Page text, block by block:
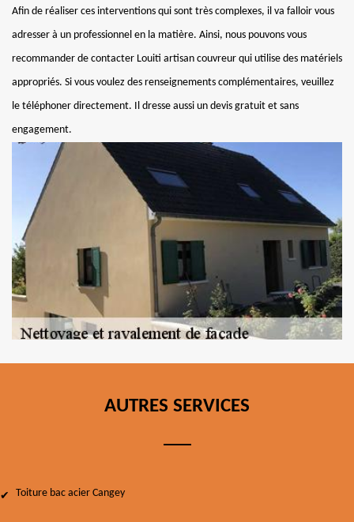
Afin de réaliser ces interventions qui sont très complexes, il va falloir vous
adresser à un professionnel en la matière. Ainsi, nous pouvons vous
recommander de contacter Louiti artisan couvreur qui utilise des matériels
appropriés. Si vous voulez des renseignements complémentaires, veuillez
le téléphoner directement. Il dresse aussi un devis gratuit et sans
engagement.
AUTRES SERVICES
Toiture bac acier Cangey